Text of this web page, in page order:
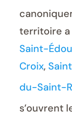
territoire a
Saint-
Croix,
du-Saint-
s’ouvrent